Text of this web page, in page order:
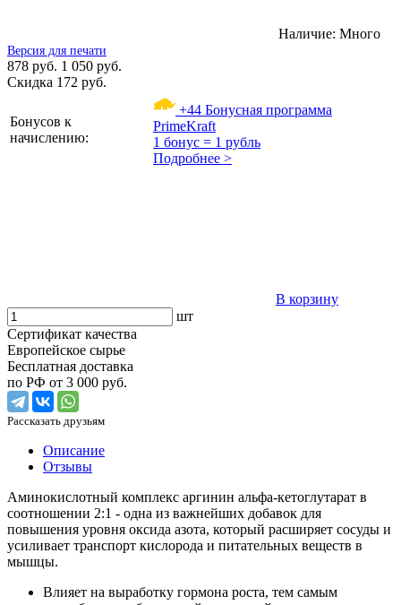
Наличие: Много
Версия для печати
878 руб. 1 050 руб.
Скидка 172 руб.
Бонусов к
начислению:
+44 Бонусная программа
PrimeKraft
1 бонус = 1 рубль
Подробнее >
В корзину
шт
Сертификат качества
Европейское сырье
Бесплатная доставка
по РФ от 3 000 руб.
Рассказать друзьям
Описание
Отзывы
Аминокислотный комплекс аргинин альфа-кетоглутарат в
соотношении 2:1 - одна из важнейших добавок для
повышения уровня оксида азота, который расширяет сосуды и
усиливает транспорт кислорода и питательных веществ в
мышцы.
Влияет на выработку гормона роста, тем самым